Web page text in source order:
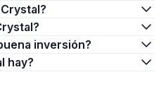
Crystal?
inversión?
hay?